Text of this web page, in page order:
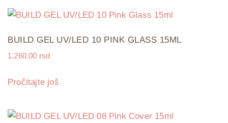
BUILD GEL UV/LED 10 PINK GLASS 15ML
1,260.00 rsd
Pročitajte još